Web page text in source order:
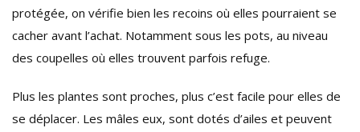
protégée, on vérifie bien les recoins où elles pourraient se
cacher avant l’achat. Notamment sous les pots, au niveau
des coupelles où elles trouvent parfois refuge.
Plus les plantes sont proches, plus c’est facile pour elles de
se déplacer. Les mâles eux, sont dotés d’ailes et peuvent